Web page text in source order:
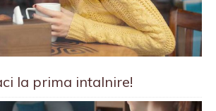
la prima intalnire!